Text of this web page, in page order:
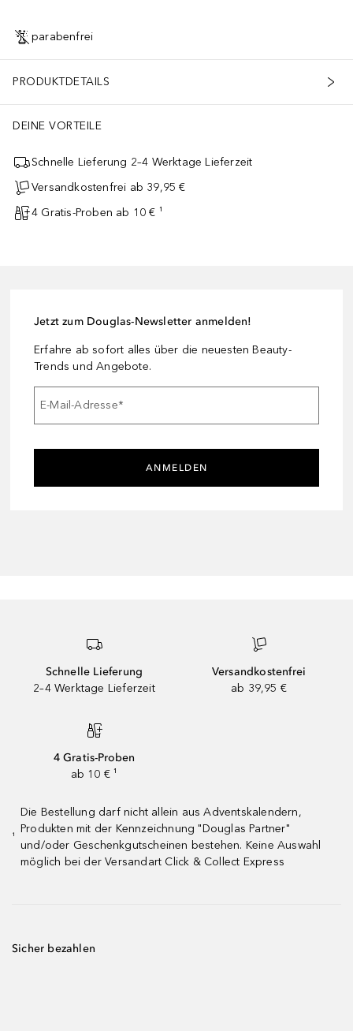
parabenfrei
PRODUKTDETAILS
DEINE VORTEILE
Schnelle Lieferung 2–4 Werktage Lieferzeit
Versandkostenfrei ab 39,95 €
4 Gratis-Proben ab 10 € ¹
Jetzt zum Douglas-Newsletter anmelden!
Erfahre ab sofort alles über die neuesten Beauty-
Trends und Angebote.
E-Mail-Adresse*
ANMELDEN
Schnelle Lieferung
2–4 Werktage Lieferzeit
Versandkostenfrei
ab 39,95 €
4 Gratis-Proben
ab 10 € ¹
¹
Die Bestellung darf nicht allein aus Adventskalendern,
Produkten mit der Kennzeichnung "Douglas Partner"
und/oder Geschenkgutscheinen bestehen. Keine Auswahl
möglich bei der Versandart Click & Collect Express
Sicher bezahlen